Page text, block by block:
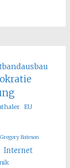
EU
Gregory Bateson
Internet